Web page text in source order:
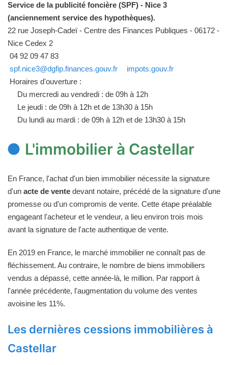
Service de la publicité foncière (SPF) - Nice 3
(anciennement service des hypothèques).
22 rue Joseph-Cadeï - Centre des Finances Publiques - 06172 -
Nice Cedex 2
04 92 09 47 83
spf.nice3@dgfip.finances.gouv.fr
impots.gouv.fr
Horaires d'ouverture :
Du mercredi au vendredi : de 09h à 12h
Le jeudi : de 09h à 12h et de 13h30 à 15h
Du lundi au mardi : de 09h à 12h et de 13h30 à 15h
L'immobilier à Castellar
En France, l'achat d'un bien immobilier nécessite la signature
d'un acte de vente devant notaire, précédé de la signature d'une
promesse ou d'un compromis de vente. Cette étape préalable
engageant l'acheteur et le vendeur, a lieu environ trois mois
avant la signature de l'acte authentique de vente.
En 2019 en France, le marché immobilier ne connaît pas de
fléchissement. Au contraire, le nombre de biens immobiliers
vendus a dépassé, cette année-là, le million. Par rapport à
l'année précédente, l'augmentation du volume des ventes
avoisine les 11%.
Les dernières cessions immobilières à
Castellar